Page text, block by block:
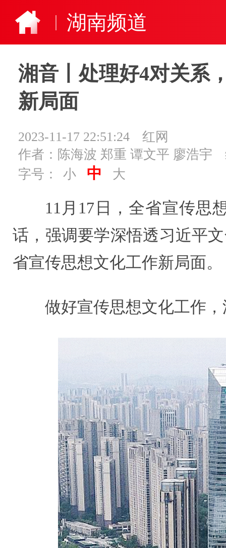
湖南频道
湘音丨处理好4对关系
新局面
2023-11-17 22:51:24
红网
作者：陈海波 郑重 谭文平 廖浩宇
字号：
小 中 大
11月17日，全省宣传思
话，强调要学深悟透习近平
省宣传思想文化工作新局面。
做好宣传思想文化工作